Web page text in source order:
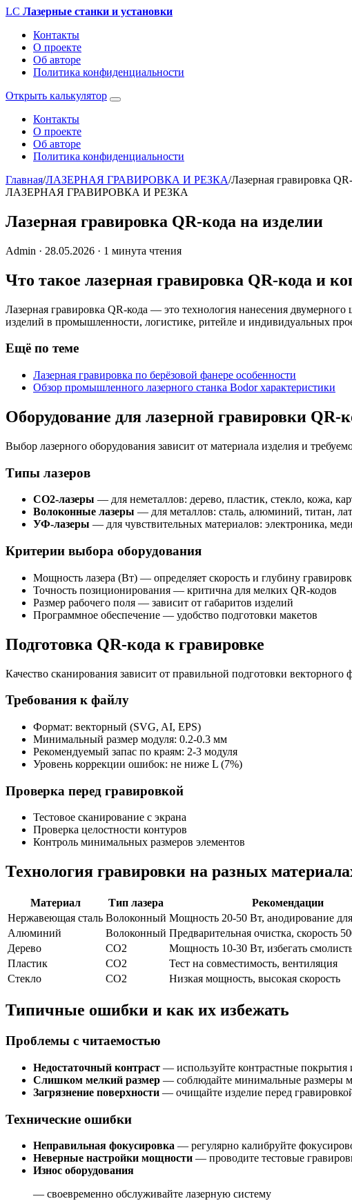
LC Лазерные станки и установки
Контакты
О проекте
Об авторе
Политика конфиденциальности
Открыть калькулятор
Контакты
О проекте
Об авторе
Политика конфиденциальности
Главная/ЛАЗЕРНАЯ ГРАВИРОВКА И РЕЗКА/Лазерная гравировка
ЛАЗЕРНАЯ ГРАВИРОВКА И РЕЗКА
Лазерная гравировка QR-кода на изделии
Admin · 28.05.2026 · 1 минута чтения
Что такое лазерная гравировка QR-кода и
Лазерная гравировка QR-кода — это технология нанесения
изделий в промышленности, логистике, ритейле и индивидуальных
Ещё по теме
Лазерная гравировка по берёзовой фанере особенности
Обзор промышленного лазерного станка Bodor характеристики
Оборудование для лазерной гравировки QR-
Выбор лазерного оборудования зависит от материала изделия и
Типы лазеров
CO2-лазеры — для неметаллов: дерево, пластик, стекло, кожа,
Волоконные лазеры — для металлов: сталь, алюминий, титан,
УФ-лазеры — для чувствительных материалов: электроника,
Критерии выбора оборудования
Мощность лазера (Вт) — определяет скорость и глубину
Точность позиционирования — критична для мелких QR-кодов
Размер рабочего поля — зависит от габаритов изделий
Программное обеспечение — удобство подготовки макетов
Подготовка QR-кода к гравировке
Качество сканирования зависит от правильной подготовки векторного
Требования к файлу
Формат: векторный (SVG, AI, EPS)
Минимальный размер модуля: 0.2-0.3 мм
Рекомендуемый запас по краям: 2-3 модуля
Уровень коррекции ошибок: не ниже L (7%)
Проверка перед гравировкой
Тестовое сканирование с экрана
Проверка целостности контуров
Контроль минимальных размеров элементов
Технология гравировки на разных
Материал Тип лазера Рекомендации
Нержавеющая сталь Волоконный Мощность 20-50 Вт, анодирование для
Алюминий
Волоконный Предварительная очистка, скорость
Дерево
CO2 Мощность 10-30 Вт, избегать
Пластик
CO2 Тест на совместимость, вентиляция
Стекло
CO2 Низкая мощность, высокая скорость
Типичные ошибки и как их избежать
Проблемы с читаемостью
Недостаточный контраст — используйте контрастные покрытия
Слишком мелкий размер — соблюдайте минимальные размеры
Загрязнение поверхности — очищайте изделие перед
Технические ошибки
Неправильная фокусировка — регулярно калибруйте
Неверные настройки мощности — проводите тестовые
Износ оборудования
— своевременно обслуживайте лазерную систему